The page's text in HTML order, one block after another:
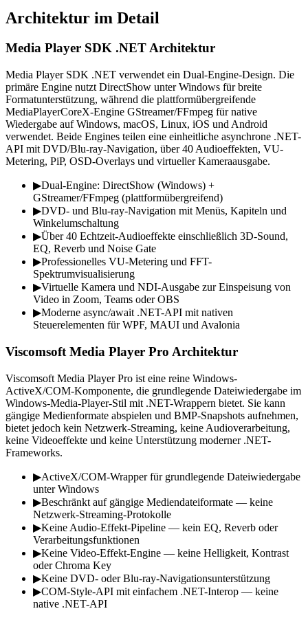
Architektur im Detail
Media Player SDK .NET Architektur
Media Player SDK .NET verwendet ein Dual-Engine-Design. Die
primäre Engine nutzt DirectShow unter Windows für breite
Formatunterstützung, während die plattformübergreifende
MediaPlayerCoreX-Engine GStreamer/FFmpeg für native
Wiedergabe auf Windows, macOS, Linux, iOS und Android
verwendet. Beide Engines teilen eine einheitliche asynchrone .NET-
API mit DVD/Blu-ray-Navigation, über 40 Audioeffekten, VU-
Metering, PiP, OSD-Overlays und virtueller Kameraausgabe.
▶Dual-Engine: DirectShow (Windows) +
GStreamer/FFmpeg (plattformübergreifend)
▶DVD- und Blu-ray-Navigation mit Menüs, Kapiteln und
Winkelumschaltung
▶Über 40 Echtzeit-Audioeffekte einschließlich 3D-Sound,
EQ, Reverb und Noise Gate
▶Professionelles VU-Metering und FFT-
Spektrumvisualisierung
▶Virtuelle Kamera und NDI-Ausgabe zur Einspeisung von
Video in Zoom, Teams oder OBS
▶Moderne async/await .NET-API mit nativen
Steuerelementen für WPF, MAUI und Avalonia
Viscomsoft Media Player Pro Architektur
Viscomsoft Media Player Pro ist eine reine Windows-
ActiveX/COM-Komponente, die grundlegende Dateiwiedergabe im
Windows-Media-Player-Stil mit .NET-Wrappern bietet. Sie kann
gängige Medienformate abspielen und BMP-Snapshots aufnehmen,
bietet jedoch kein Netzwerk-Streaming, keine Audioverarbeitung,
keine Videoeffekte und keine Unterstützung moderner .NET-
Frameworks.
▶ActiveX/COM-Wrapper für grundlegende Dateiwiedergabe
unter Windows
▶Beschränkt auf gängige Mediendateiformate — keine
Netzwerk-Streaming-Protokolle
▶Keine Audio-Effekt-Pipeline — kein EQ, Reverb oder
Verarbeitungsfunktionen
▶Keine Video-Effekt-Engine — keine Helligkeit, Kontrast
oder Chroma Key
▶Keine DVD- oder Blu-ray-Navigationsunterstützung
▶COM-Style-API mit einfachem .NET-Interop — keine
native .NET-API